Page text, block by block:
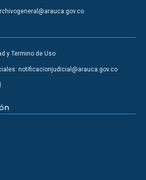
y Termino de Uso
notificacionjudicial@arauca.gov.co